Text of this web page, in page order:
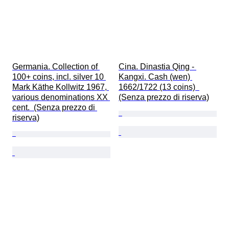
Germania. Collection of
100+ coins, incl. silver 10
Mark Käthe Kollwitz 1967,
various denominations XX
cent.  (Senza prezzo di
riserva)
Cina. Dinastia Qing -
Kangxi. Cash (wen)
1662/1722 (13 coins)
(Senza prezzo di riserva)